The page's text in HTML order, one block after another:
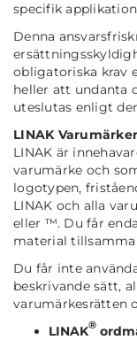
specifik
Denna
obligatoriska krav
heller att undanta
uteslutas enligt
LINAK
LINAK är
varumärke och
logotypen,
LINAK och alla
eller ™. Du får
material
Du får inte
beskrivande sätt,
varumärkesrätten
LINAK®